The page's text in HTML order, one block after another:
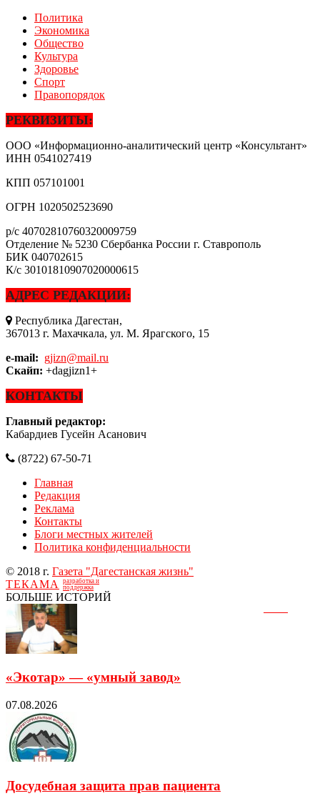
Политика
Экономика
Общество
Культура
Здоровье
Спорт
Правопорядок
РЕКВИЗИТЫ:
ООО «Информационно-аналитический центр «Консультант»
ИНН 0541027419
КПП 057101001
ОГРН 1020502523690
р/с 40702810760320009759
Отделение № 5230 Сбербанка России г. Ставрополь
БИК 040702615
К/с 30101810907020000615
АДРЕС РЕДАКЦИИ:
Республика Дагестан,
367013 г. Махачкала, ул. М. Ярагского, 15
e-mail: gjizn@mail.ru
Скайп: +dagjizn1+
КОНТАКТЫ
Главный редактор:
Кабардиев Гусейн Асанович
(8722) 67-50-71
Главная
Редакция
Реклама
Контакты
Блоги местных жителей
Политика конфиденциальности
© 2018 г. Газета "Дагестанская жизнь"
ТЕКАМА
разработка и
поддержка
БОЛЬШЕ ИСТОРИЙ
«Экотар» — «умный завод»
07.08.2026
Досудебная защита прав пациента